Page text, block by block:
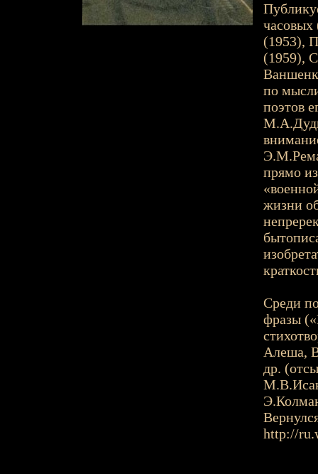
часовых
(1953),
(1959),
по
поэтов
прямо
жизни
Среди
фразы
Алеша,
др.
http://